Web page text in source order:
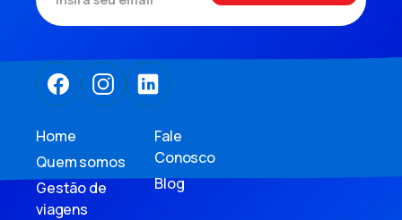
Home
Quem somos
Gestão de
viagens
Fale
Conosco
Blog